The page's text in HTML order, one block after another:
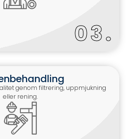
0 .
genom filtrering, uppmjukning
eller rening.